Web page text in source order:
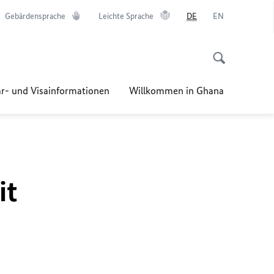
Gebärdensprache Leichte Sprache DE EN
und Visainformationen Willkommen in Ghana